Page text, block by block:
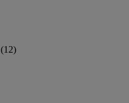
(12)